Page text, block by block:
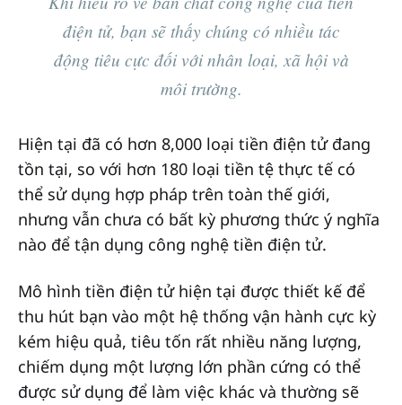
điện tử, bạn sẽ thấy chúng có nhiều tác
động tiêu cực đối với nhân loại, xã hội và
môi trường.
Hiện tại đã có hơn 8,000 loại tiền điện tử đang
tồn tại, so với hơn 180 loại tiền tệ thực tế có
thể sử dụng hợp pháp trên toàn thế giới,
nhưng vẫn chưa có bất kỳ phương thức ý nghĩa
nào để tận dụng công nghệ tiền điện tử.
Mô hình tiền điện tử hiện tại được thiết kế để
thu hút bạn vào một hệ thống vận hành cực kỳ
kém hiệu quả, tiêu tốn rất nhiều năng lượng,
chiếm dụng một lượng lớn phần cứng có thể
được sử dụng để làm việc khác và thường sẽ